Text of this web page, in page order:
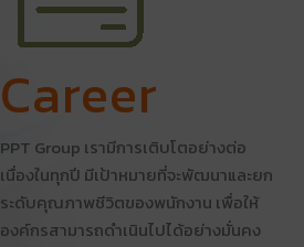
Career
PPT Group เรามีการเติบโตอย่างต่อ
เนื่องในทุกปี มีเป้าหมายที่จะพัฒนาและยก
ระดับคุณภาพชีวิตของพนักงาน เพื่อให้
องค์กรสามารถดำเนินไปได้อย่างมั่นคง